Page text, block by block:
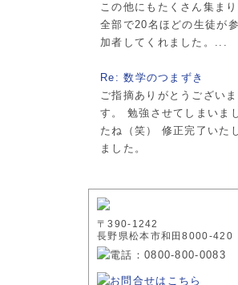
この他にもたくさん集まり
全部で20名ほどの生徒が参
加者してくれました。...
Re: 数学のつまずき
ご指摘ありがとうございま
す。 勉強させてしまいま
たね（笑） 修正完了いた
ました。
〒390-1242
長野県松本市和田8000-420